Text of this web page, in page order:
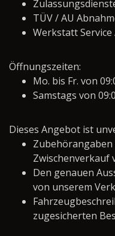
TÜV / AU
Werkstatt
Öffnungszeiten:
Mo. bis Fr. von
Samstags von
Dieses Angebot ist
Zwischenverkauf
Den genauen
von unserem
zugesicherten